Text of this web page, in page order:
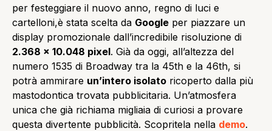
per festeggiare il nuovo anno, regno di luci e
cartelloni,è stata scelta da Google per piazzare un
display promozionale dall’incredibile risoluzione di
2.368 x 10.048 pixel. Già da oggi, all’altezza del
numero 1535 di Broadway tra la 45th e la 46th, si
potrà ammirare un’intero isolato ricoperto dalla più
mastodontica trovata pubblicitaria. Un’atmosfera
unica che già richiama migliaia di curiosi a provare
questa divertente pubblicità. Scopritela nella demo.